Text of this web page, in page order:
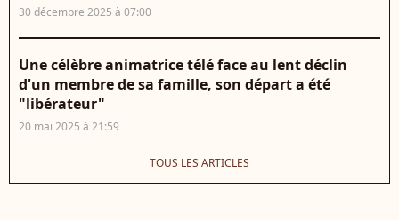
30 décembre 2025 à 07:00
Une célèbre animatrice télé face au lent déclin
d'un membre de sa famille, son départ a été
"libérateur"
20 mai 2025 à 21:59
TOUS LES ARTICLES